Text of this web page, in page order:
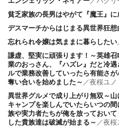
貧乏家族の長男はやがて『魔王』に
デスマーチからはじまる異世界狂想
忘れられ令嬢は気ままに暮らしたい
謙虚、堅実に頑張ります！～英雄
業のおっさん、『ハズレ』だと冷
ルで業務改善していったら有能さ
奪い合いを始めました～ ／夜桜ユノ
異世界グルメで成り上がり無双～
キャンプを楽しんでいたらいつの
族や実力者たちが俺を放っておい
した貴族達は破滅が始まる～ ／夜桜